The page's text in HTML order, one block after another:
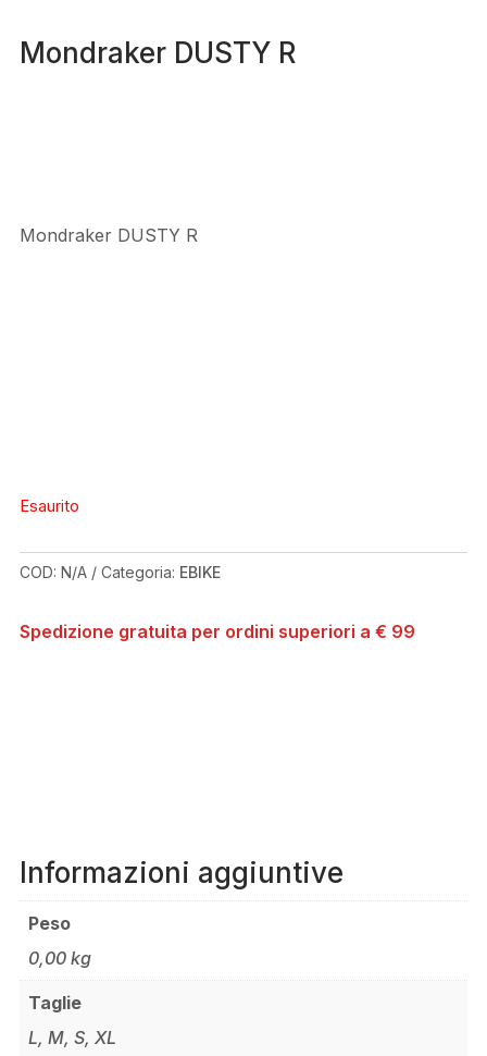
Mondraker DUSTY R
Mondraker DUSTY R
Esaurito
COD: N/A Categoria: EBIKE
Spedizione gratuita per ordini superiori a € 99
Informazioni aggiuntive
Peso
0,00 kg
Taglie
L, M, S, XL